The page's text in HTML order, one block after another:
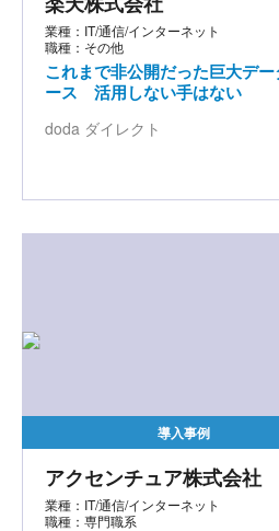
業種：IT/通信/インターネット
職種：その他
これまで非公開だった巨大デ
ース 活用しない手はない
doda ダイレクト
導入事例
アクセンチュア株式会社
業種：IT/通信/インターネット
職種：専門職系